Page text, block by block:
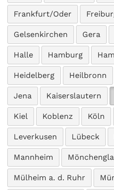
Frankfurt/Oder
Gelsenkirchen Gera
Halle Hamburg
Heidelberg Heilbronn
Jena Kaiserslautern
Kiel Koblenz Köln
Leverkusen Lübeck
Mannheim
Mülheim a. d. Ruhr